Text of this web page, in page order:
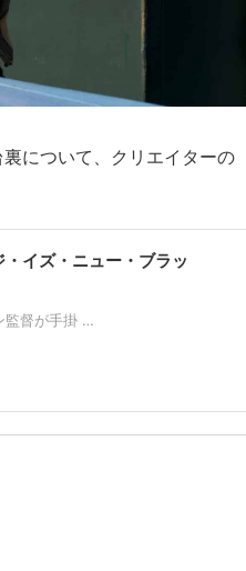
について、クリエイターの
イズ・ニュー・ブラッ
監督が手掛 …